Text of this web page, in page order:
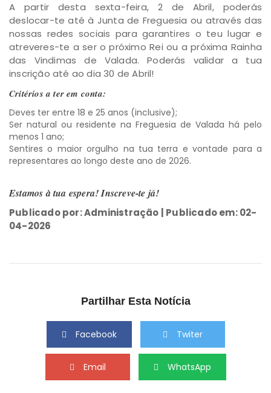
A partir desta sexta-feira, 2 de Abril, poderás
deslocar-te até à Junta de Freguesia ou através das
nossas redes sociais para garantires o teu lugar e
atreveres-te a ser o próximo Rei ou a próxima Rainha
das Vindimas de Valada. Poderás validar a tua
inscrição até ao dia 30 de Abril!
Critérios a ter em conta:
Deves ter entre 18 e 25 anos (inclusive);
Ser natural ou residente na Freguesia de Valada há pelo
menos 1 ano;
Sentires o maior orgulho na tua terra e vontade para a
representares ao longo deste ano de 2026.
Estamos à tua espera! Inscreve-te já!
Publicado por: Administração | Publicado em: 02-
04-2026
Partilhar Esta Notícia
Facebook Twiter
Email WhatsApp